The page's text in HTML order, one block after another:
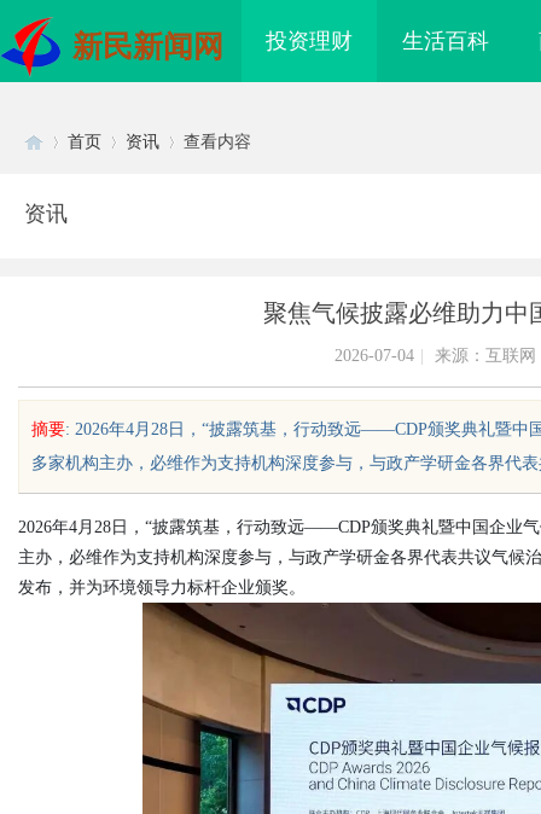
新民新闻网 投资理财 生活百科
首页 资讯 查看内容
资讯
聚焦气候披露必维助力中
2026-07-04 来源：互联网
摘要: 2026年4月28日，“披露筑基，行动致远——CDP颁奖典礼暨中
多家机构主办，必维作为支持机构深度参与，与政产学研金各界代
2026年4月28日，“披露筑基，行动致远——CDP颁奖典礼暨中国企业
主办，必维作为支持机构深度参与，与政产学研金各界代表共议气候
发布，并为环境领导力标杆企业颁奖。
配眼镜 合肥刑事辩护律师：为您的权益
护航